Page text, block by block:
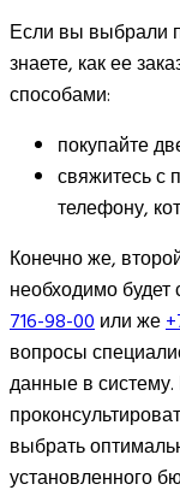
Если вы выбрали
знаете, как ее
способами:
покупайте
свяжитесь с
телефону,
Конечно же,
необходимо будет
716-98-00или же
вопросы
данные в
выбрать
установленного